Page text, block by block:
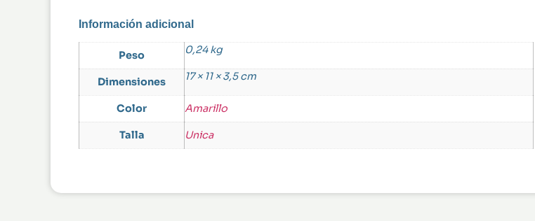
Información adicional
Peso 0,24 kg
Dimensiones 17 × 11 × 3,5 cm
Color Amarillo
Talla Unica